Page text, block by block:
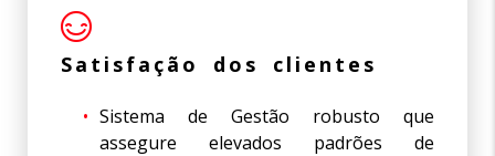
Satisfação dos clientes
Sistema de Gestão robusto que
assegure elevados padrões de